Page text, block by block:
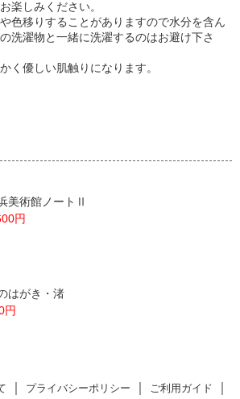
楽しみください。
色移りすることがありますので水分を含ん
洗濯物と一緒に洗濯するのはお避け下さ
く優しい肌触りになります。
美術館ノートⅡ
円
はがき・渚
円
プライバシーポリシー ご利用ガイド